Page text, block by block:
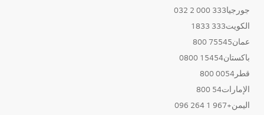
جورجيا333 000 2 032
الكويت333 1833
عمان75545 800
باكستان15454 0800
قطر0054 800
الإمارات54 800
اليمن+967 1 264 096